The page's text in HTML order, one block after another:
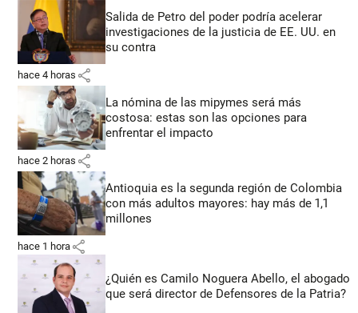
Salida de Petro del poder podría acelerar
investigaciones de la justicia de EE. UU. en
su contra
hace 4 horas share
La nómina de las mipymes será más
costosa: estas son las opciones para
enfrentar el impacto
hace 2 horas share
Antioquia es la segunda región de Colombia
con más adultos mayores: hay más de 1,1
millones
hace 1 hora share
¿Quién es Camilo Noguera Abello, el abogado
que será director de Defensores de la Patria?